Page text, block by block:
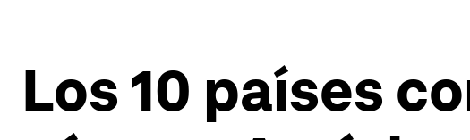
Los 10 países